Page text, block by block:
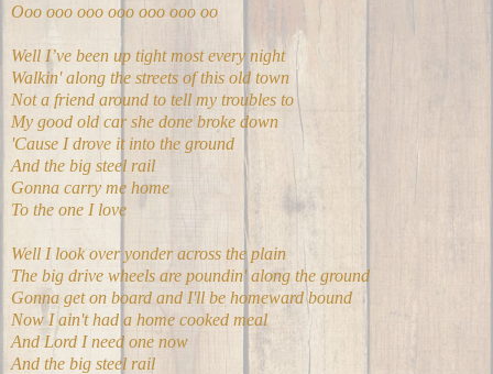
Ooo ooo ooo ooo ooo ooo oo
Well I’ve been up tight most every night
Walkin' along the streets of this old town
Not a friend around to tell my troubles to
My good old car she done broke down
'Cause I drove it into the ground
And the big steel rail
Gonna carry me home
To the one I love
Well I look over yonder across the plain
The big drive wheels are poundin' along the ground
Gonna get on board and I'll be homeward bound
Now I ain't had a home cooked meal
And Lord I need one now
And the big steel rail